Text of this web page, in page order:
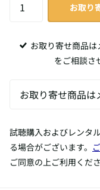
お取り
お取り寄せ商品
をご相談さ
試聴購入およびレンタ
る場合がございます。
ご同意の上ご利用くだ